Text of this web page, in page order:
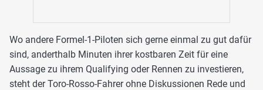
Wo andere Formel-1-Piloten sich gerne einmal zu gut dafür
sind, anderthalb Minuten ihrer kostbaren Zeit für eine
Aussage zu ihrem Qualifying oder Rennen zu investieren,
steht der Toro-Rosso-Fahrer ohne Diskussionen Rede und